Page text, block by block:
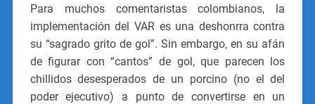
Para muchos comentaristas colombianos, la
implementación del VAR es una deshonrra contra
su “sagrado grito de gol”. Sin embargo, en su afán
de figurar con “cantos” de gol, que parecen los
chillidos desesperados de un porcino (no el del
poder ejecutivo) a punto de convertirse en un